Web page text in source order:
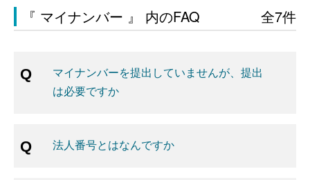
『 マイナンバー 』 内のFAQ 全7件
マイナンバーを提出していませんが、提出
は必要ですか
法人番号とはなんですか